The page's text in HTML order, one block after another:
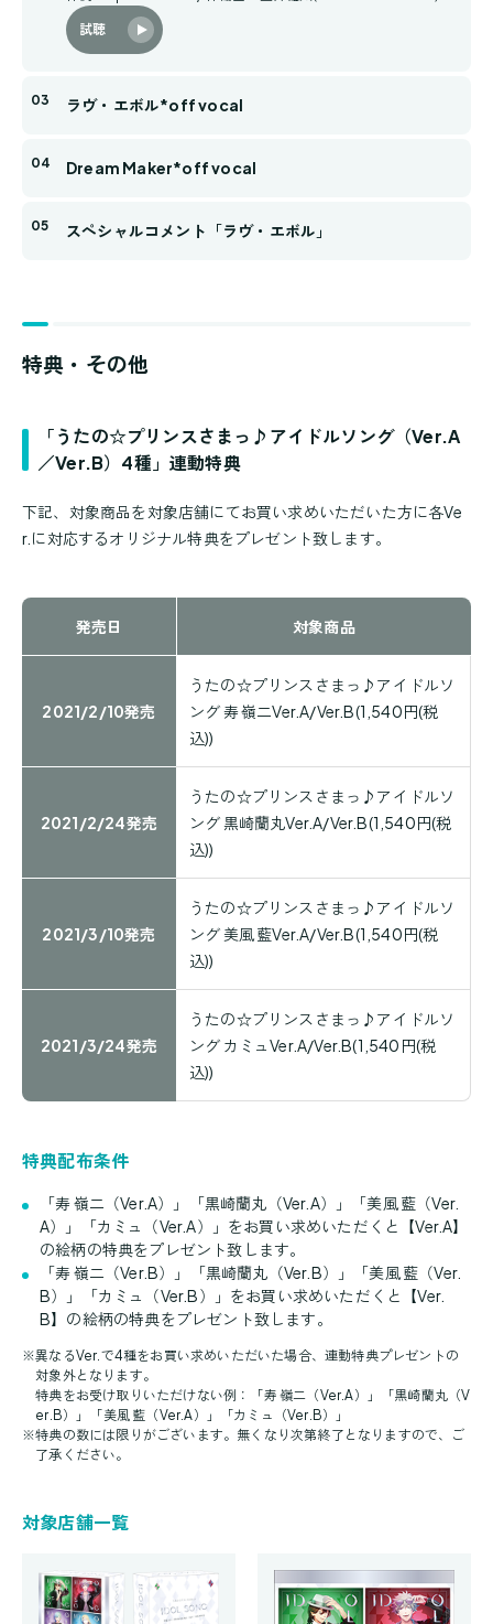
試聴
ラヴ・エボル*off vocal
Dream Maker*off vocal
スペシャルコメント「ラヴ・エボル」
特典・その他
「うたの☆プリンスさまっ♪アイドルソング（Ver.A
／Ver.B）4種」連動特典
下記、対象商品を対象店舗にてお買い求めいただいた方に各Ve
r.に対応するオリジナル特典をプレゼント致します。
発売日 対象商品
2021/2/10発売
うたの☆プリンスさまっ♪アイドルソ
ング 寿 嶺二Ver.A/Ver.B(1,540円(税
込))
2021/2/24発売
うたの☆プリンスさまっ♪アイドルソ
ング 黒崎蘭丸Ver.A/Ver.B(1,540円(税
込))
2021/3/10発売
うたの☆プリンスさまっ♪アイドルソ
ング 美風 藍Ver.A/Ver.B(1,540円(税
込))
2021/3/24発売
うたの☆プリンスさまっ♪アイドルソ
ング カミュVer.A/Ver.B(1,540円(税
込))
特典配布条件
「寿 嶺二（Ver.A）」「黒崎蘭丸（Ver.A）」「美風 藍（Ver.
A）」「カミュ（Ver.A）」をお買い求めいただくと【Ver.A】
の絵柄の特典をプレゼント致します。
「寿 嶺二（Ver.B）」「黒崎蘭丸（Ver.B）」「美風 藍（Ver.
B）」「カミュ（Ver.B）」をお買い求めいただくと【Ver.
B】の絵柄の特典をプレゼント致します。
※異なるVer.で4種をお買い求めいただいた場合、連動特典プレゼントの
対象外となります。
特典をお受け取りいただけない例：「寿 嶺二（Ver.A）」「黒崎蘭丸（V
er.B）」「美風 藍（Ver.A）」「カミュ（Ver.B）」
※特典の数には限りがございます。無くなり次第終了となりますので、ご
了承ください。
対象店舗一覧